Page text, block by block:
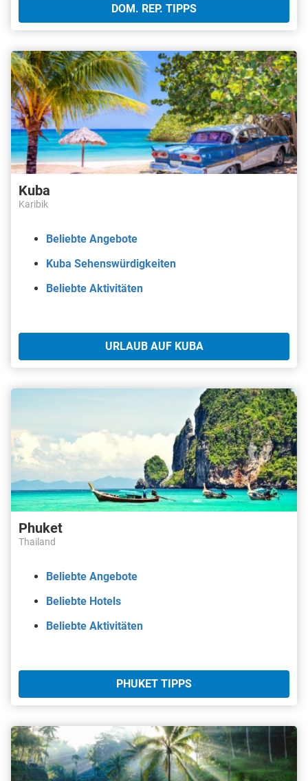
DOM. REP. TIPPS
Kuba
Karibik
Beliebte Angebote
Kuba Sehenswürdigkeiten
Beliebte Aktivitäten
URLAUB AUF KUBA
Phuket
Thailand
Beliebte Angebote
Beliebte Hotels
Beliebte Aktivitäten
PHUKET TIPPS